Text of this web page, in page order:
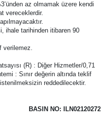
az olmamak üzere kendi
vereceklerdir.
ihale tarihinden itibaren 90
verilemez.
(R) : Diğer Hizmetler/0,71
: Sınır değerin altında teklif
reddedilecektir.
BASIN NO: ILN02120272